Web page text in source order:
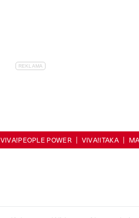
VIVA!PEOPLE POWER VIVA!ITAKA